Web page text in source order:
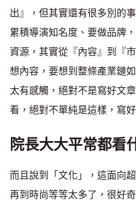
出』，但其實還有很多別的
累積導演知名度、要做品牌
資源，其實從『內容』到『
想內容，要想到整條產業鏈
太有感觸，絕對不是寫好文
看，絕對不單純是這樣，寫
院長大大平常都看
而且說到「文化」，這面向
再到時尚等等太多了，很好